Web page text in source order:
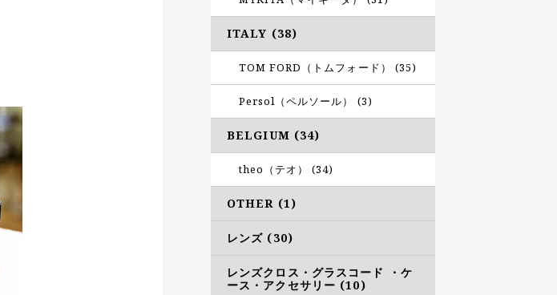
ITALY (38)
TOM FORD（トムフォード） (35)
Persol（ペルソール） (3)
BELGIUM (34)
theo（テオ） (34)
OTHER (1)
レンズ (30)
レンズクロス・グラスコード ・ケ
ース・アクセサリー (10)